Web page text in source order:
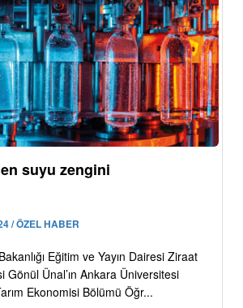
suyu zengini
/ ÖZEL HABER
Eğitim ve Yayın Dairesi Ziraat
Gönül Ünal’ın Ankara Üniversitesi
Ekonomisi Bölümü Öğr...